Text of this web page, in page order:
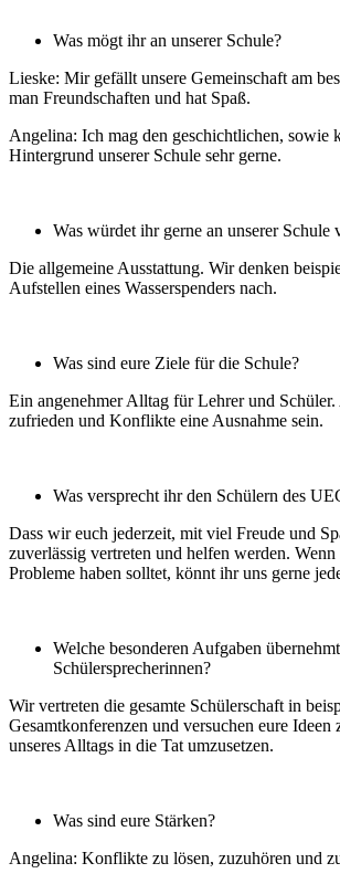
Was mögt ihr an unserer Schule?
Lieske: Mir gefällt unsere Gemeinschaft am
man Freundschaften und hat Spaß.
Angelina: Ich mag den geschichtlichen, sowie
Hintergrund unserer Schule sehr gerne.
Was würdet ihr gerne an unserer Schule
Die allgemeine Ausstattung. Wir denken
Aufstellen eines Wasserspenders nach.
Was sind eure Ziele für die Schule?
Ein angenehmer Alltag für Lehrer und
zufrieden und Konflikte eine Ausnahme sein.
Was versprecht ihr den Schülern des
Dass wir euch jederzeit, mit viel Freude und
zuverlässig vertreten und helfen werden.
Probleme haben solltet, könnt ihr uns gerne
Welche besonderen Aufgaben
Schülersprecherinnen?
Wir vertreten die gesamte Schülerschaft in
Gesamtkonferenzen und versuchen eure Ideen
unseres Alltags in die Tat umzusetzen.
Was sind eure Stärken?
Angelina: Konflikte zu lösen, zuzuhören und